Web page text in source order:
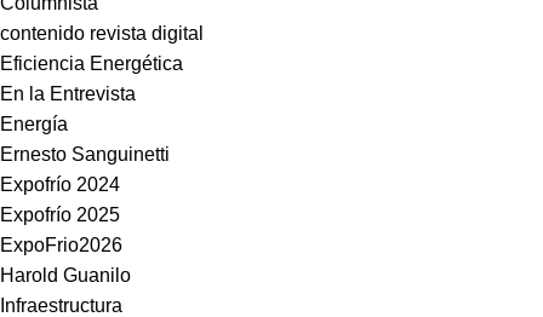
contenido revista digital
Eficiencia Energética
En la Entrevista
Energía
Ernesto Sanguinetti
Expofrío 2024
Expofrío 2025
ExpoFrio2026
Harold Guanilo
Infraestructura